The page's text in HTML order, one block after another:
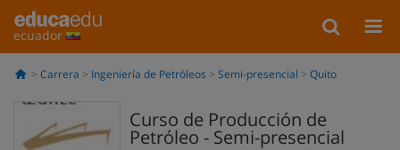
ecuador
Carrera Ingeniería de Petróleos Semi-presencial Quito
Curso de Producción de
Petróleo - Semi-presencial